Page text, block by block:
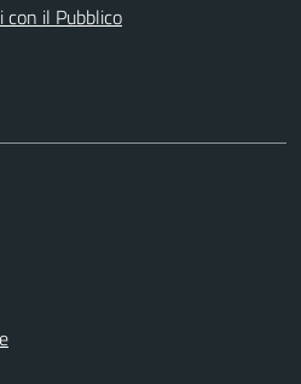
con il Pubblico